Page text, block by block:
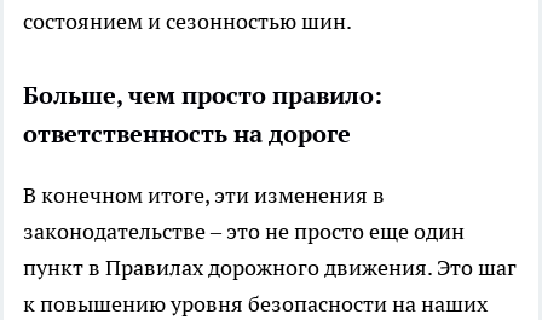
состоянием и сезонностью шин.
Больше, чем просто правило:
ответственность на дороге
В конечном итоге, эти изменения в
законодательстве – это не просто еще один
пункт в Правилах дорожного движения. Это шаг
к повышению уровня безопасности на наших